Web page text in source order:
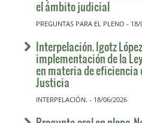
el ámbito judicial
PREGUNTAS PARA EL PLENO -
Interpelación. Igotz
implementación de la
en materia de eficiencia
Justicia
INTERPELACIÓN. - 18/06/2026